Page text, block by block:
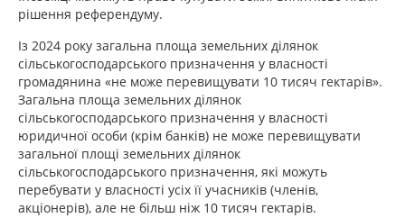
рішення референдуму.
Із 2024 року загальна площа земельних ділянок
сільськогосподарського призначення у власності
громадянина «не може перевищувати 10 тисяч гектарів».
Загальна площа земельних ділянок
сільськогосподарського призначення у власності
юридичної особи (крім банків) не може перевищувати
загальної площі земельних ділянок
сільськогосподарського призначення, які можуть
перебувати у власності усіх її учасників (членів,
акціонерів), але не більш ніж 10 тисяч гектарів.